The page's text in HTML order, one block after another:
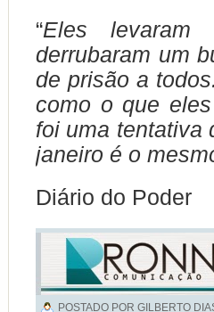
“Eles
derrubaram um
de prisão a
como o que
foi uma tentativa
janeiro é o
Diário do Poder
POSTADO POR GILBERTO